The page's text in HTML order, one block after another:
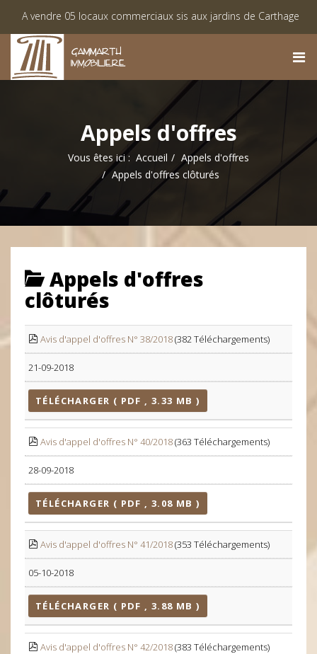
05 locaux commerciaux sis aux jardins de Carthage
des lots viabilisés à Monastir « Lotissement El Achaab Golf »
Appels d'offres
Vous êtes ici : Accueil
Appels d'offres
Appels d'offres clôturés
Appels d'offres
clôturés
Avis d'appel d'offres N° 38/2018(382 Téléchargements)
21-09-2018
TÉLÉCHARGER ( PDF , 3.33 MB )
Avis d'appel d'offres N° 40/2018(363 Téléchargements)
28-09-2018
TÉLÉCHARGER ( PDF , 3.08 MB )
Avis d'appel d'offres N° 41/2018(353 Téléchargements)
05-10-2018
TÉLÉCHARGER ( PDF , 3.88 MB )
Avis d'appel d'offres N° 42/2018(383 Téléchargements)